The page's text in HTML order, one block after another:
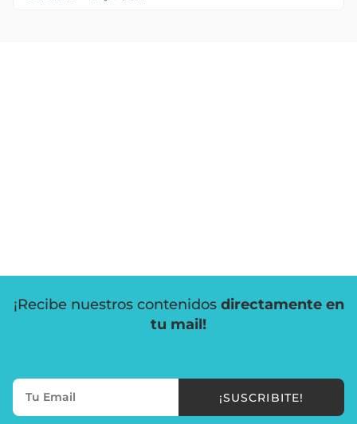
¡Recibe nuestros contenidos directamente en
tu mail!
¡SUSCRIBITE!